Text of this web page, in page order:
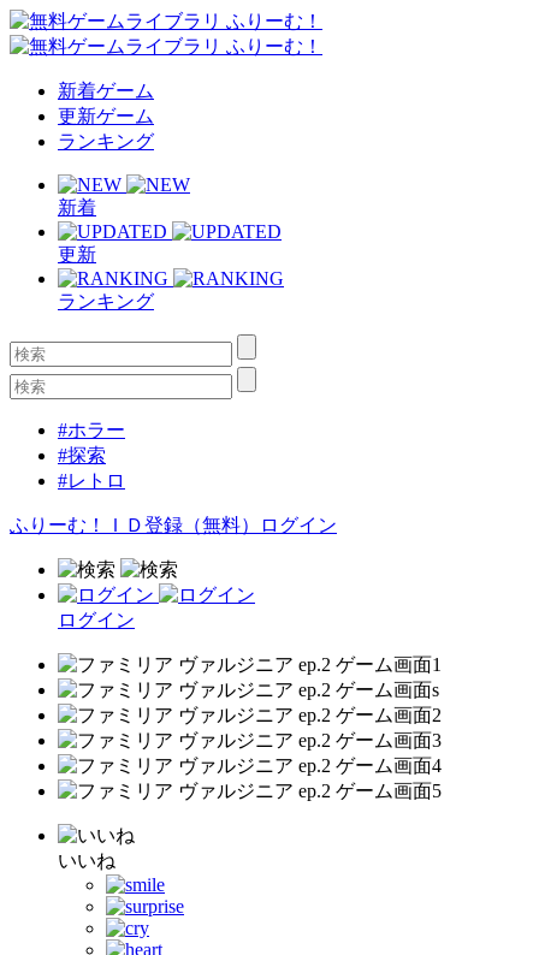
新着ゲーム
更新ゲーム
ランキング
新着
更新
ランキング
#ホラー
#探索
#レトロ
ふりーむ！ＩＤ登録（無料） ログイン
ログイン
いいね